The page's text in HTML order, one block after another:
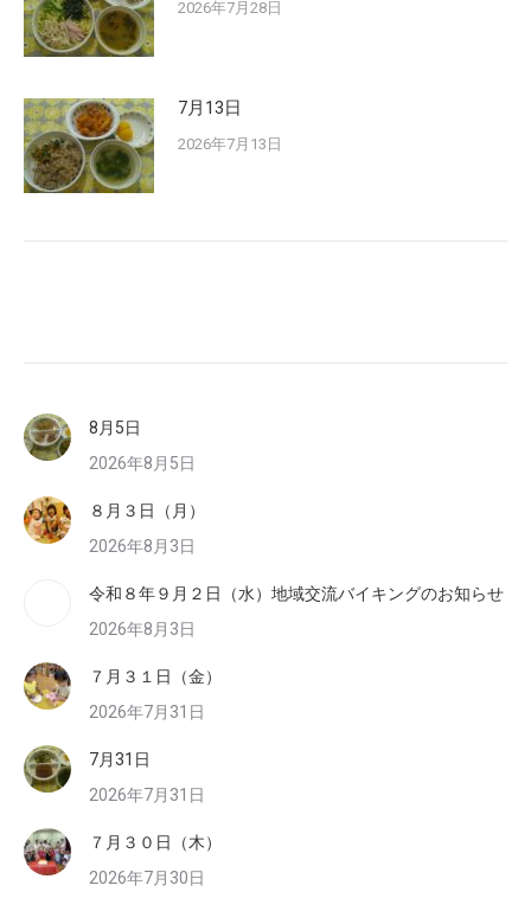
2026年7月28日
7月13日
2026年7月13日
8月5日
2026年8月5日
８月３日（月）
2026年8月3日
令和８年９月２日（水）地域交流バイキングのお知らせ
2026年8月3日
７月３１日（金）
2026年7月31日
7月31日
2026年7月31日
７月３０日（木）
2026年7月30日